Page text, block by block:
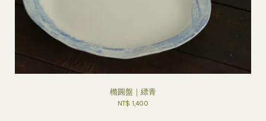
橢圓盤｜縹青
NT$ 1,400